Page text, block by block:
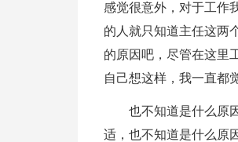
感觉很意外，对于工作
的人就只知道主任这两
的原因吧，尽管在这里
自己想这样，我一直都
也不知道是什么原
适，也不知道是什么原